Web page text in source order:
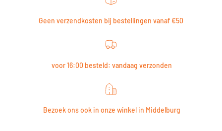
Geen verzendkosten bij bestellingen vanaf €50
voor 16:00 besteld: vandaag verzonden
Bezoek ons ook in onze winkel in Middelburg